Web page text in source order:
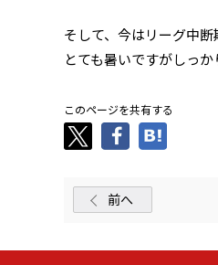
そして、今はリーグ中断
とても暑いですがしっ
このページを共有する
前へ